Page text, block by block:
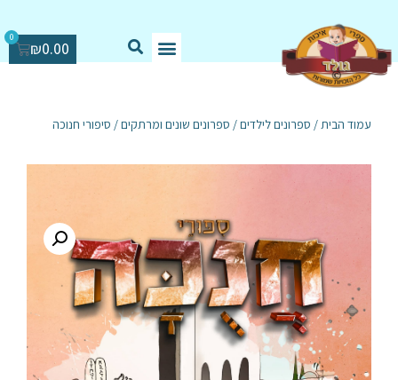
₪0.00
0
עמוד הבית/ ספרונים לילדים/ ספרונים שונים ומרתקים/ סיפורי חנוכה